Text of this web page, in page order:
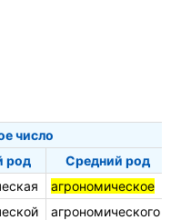
число
род
Средний род
агрономическое
агрономического